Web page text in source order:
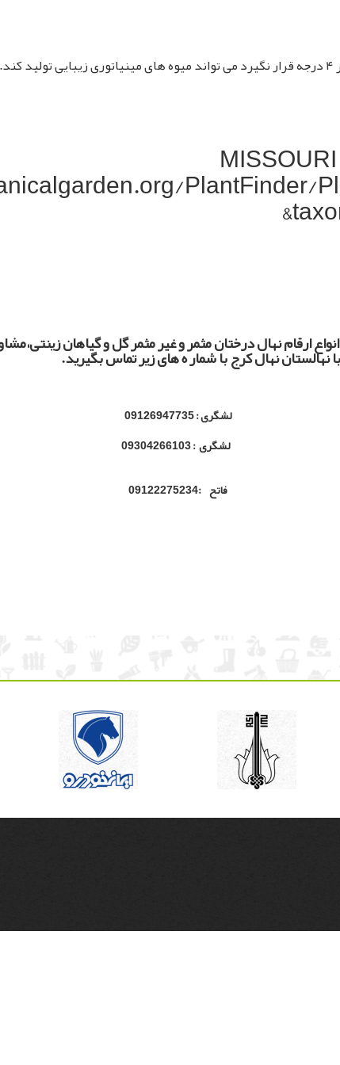
PlantFinder/
ارقام نهال درختان مثمر و غیر مثمر گل و گیاهان
نهالستان نهال کرج با شمار ه های زیر تماس بگیرید.
لشگری : 09126947735
لشگری : 09304266103
فاتح :09122275234